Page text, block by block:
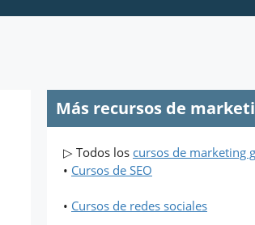
Más recursos de
▷ Todos los cursos de marketing
• Cursos de SEO
• Cursos de redes sociales